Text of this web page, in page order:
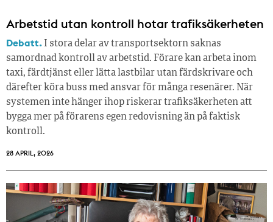
Arbetstid utan kontroll hotar trafiksäkerheten
Debatt. I stora delar av transportsektorn saknas
samordnad kontroll av arbetstid. Förare kan arbeta inom
taxi, färdtjänst eller lätta lastbilar utan färdskrivare och
därefter köra buss med ansvar för många resenärer. När
systemen inte hänger ihop riskerar trafiksäkerheten att
bygga mer på förarens egen redovisning än på faktisk
kontroll.
28 APRIL, 2026